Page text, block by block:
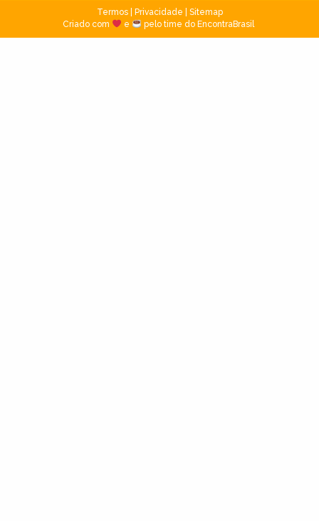
Termos| Privacidade
Sitemap
Criado com
e pelo time do EncontraBrasil